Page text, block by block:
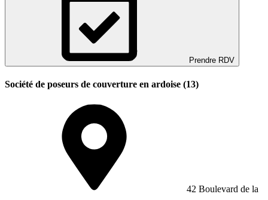
Prendre RDV
Société de poseurs de couverture en ardoise (13)
42 Boulevard de la